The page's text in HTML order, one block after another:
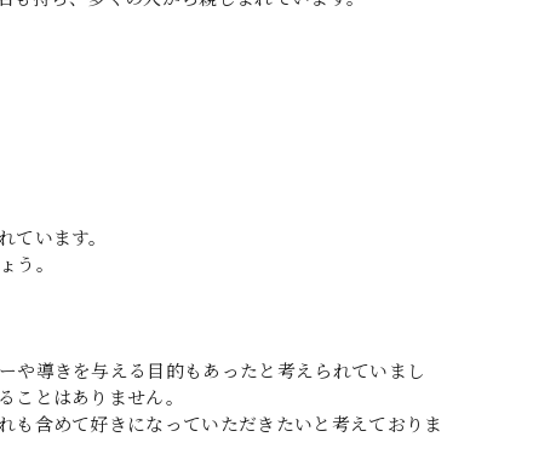
います。
う。
や導きを与える目的もあったと考えられていまし
ことはありません。
も含めて好きになっていただきたいと考えておりま